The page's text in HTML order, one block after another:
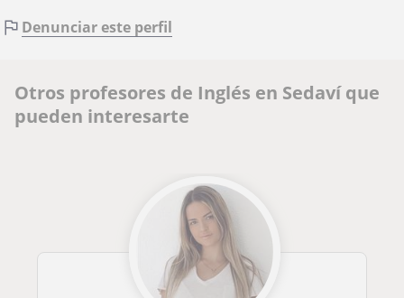
Denunciar este perfil
Otros profesores de Inglés en Sedaví que
pueden interesarte